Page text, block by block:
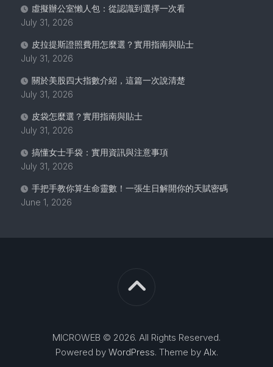
虛擬辦公室懶人包：從認識到選擇一次看
July 31, 2026
皮拉提斯證照費用怎麼選？實用指南與貼士
July 31, 2026
關於美股四大指數介紹，這篇一次說清楚
July 31, 2026
皮袋怎麼選？實用指南與貼士
July 31, 2026
搞懂女士手袋：實用資訊與注意事項
July 31, 2026
手把手教你算生命靈數！一張生日解開你的天賦密碼
June 1, 2026
MICROWEB © 2026. All Rights Reserved.
Powered by WordPress. Theme by Alx.